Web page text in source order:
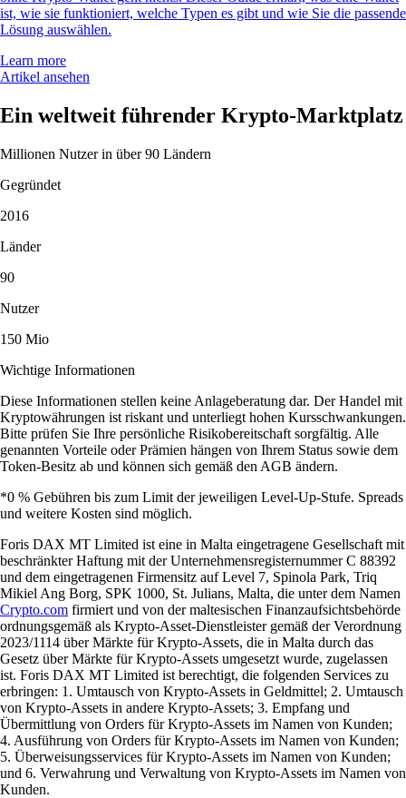
ist, wie sie funktioniert, welche Typen es gibt und wie Sie die passende
Lösung auswählen.
Learn more
Artikel ansehen
Ein weltweit führender Krypto-Marktplatz
Millionen Nutzer in über 90 Ländern
Gegründet
2016
Länder
90
Nutzer
150 Mio
Wichtige Informationen
Diese Informationen stellen keine Anlageberatung dar. Der Handel mit
Kryptowährungen ist riskant und unterliegt hohen Kursschwankungen.
Bitte prüfen Sie Ihre persönliche Risikobereitschaft sorgfältig. Alle
genannten Vorteile oder Prämien hängen von Ihrem Status sowie dem
Token-Besitz ab und können sich gemäß den AGB ändern.
*0 % Gebühren bis zum Limit der jeweiligen Level-Up-Stufe. Spreads
und weitere Kosten sind möglich.
Foris DAX MT Limited ist eine in Malta eingetragene Gesellschaft mit
beschränkter Haftung mit der Unternehmensregisternummer C 88392
und dem eingetragenen Firmensitz auf Level 7, Spinola Park, Triq
Mikiel Ang Borg, SPK 1000, St. Julians, Malta, die unter dem Namen
Crypto.com firmiert und von der maltesischen Finanzaufsichtsbehörde
ordnungsgemäß als Krypto-Asset-Dienstleister gemäß der Verordnung
2023/1114 über Märkte für Krypto-Assets, die in Malta durch das
Gesetz über Märkte für Krypto-Assets umgesetzt wurde, zugelassen
ist. Foris DAX MT Limited ist berechtigt, die folgenden Services zu
erbringen: 1. Umtausch von Krypto-Assets in Geldmittel; 2. Umtausch
von Krypto-Assets in andere Krypto-Assets; 3. Empfang und
Übermittlung von Orders für Krypto-Assets im Namen von Kunden;
4. Ausführung von Orders für Krypto-Assets im Namen von Kunden;
5. Überweisungsservices für Krypto-Assets im Namen von Kunden;
und 6. Verwahrung und Verwaltung von Krypto-Assets im Namen von
Kunden.